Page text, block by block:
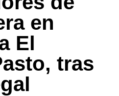
en
El
tras